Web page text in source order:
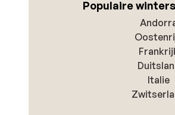
Populaire
Italie